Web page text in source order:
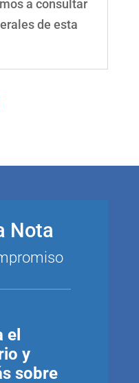
a consultar
de esta
Nota
el
y
sobre